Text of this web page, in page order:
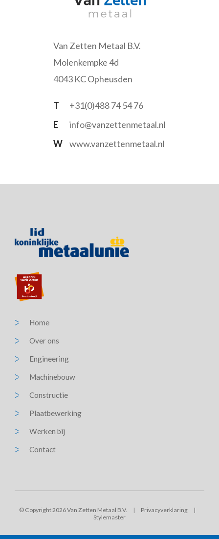
Van Zetten Metaal B.V.
Molenkempke 4d
4043 KC Opheusden
T
+31(0)488 74 54 76
E
info@vanzettenmetaal.nl
W
www.vanzettenmetaal.nl
Home
Over ons
Engineering
Machinebouw
Constructie
Plaatbewerking
Werken bij
Contact
© Copyright 2026 Van Zetten Metaal B.V. | Privacyverklaring
|
Stylemaster